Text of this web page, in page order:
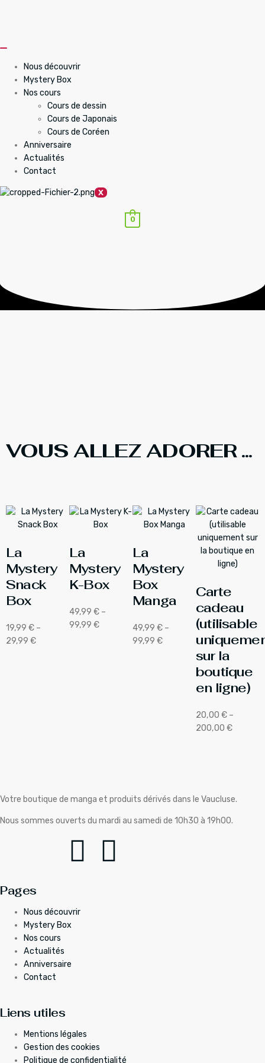
Nous découvrir
Mystery Box
Nos cours
Cours de dessin
Cours de Japonais
Cours de Coréen
Anniversaire
Actualités
Contact
X
0
VOUS ALLEZ ADORER ...
La
Mystery
Snack
Box
19,99 € –
29,99 €
La
Mystery
K-Box
49,99 € –
99,99 €
La
Mystery
Box
Manga
49,99 € –
99,99 €
Carte
cadeau
(utilisable
sur la
boutique
en ligne)
20,00 € –
200,00 €
Votre boutique de manga et produits dérivés dans le Vaucluse.
Nous sommes ouverts du mardi au samedi de 10h30 à 19h00.
Pages
Nous découvrir
Mystery Box
Nos cours
Actualités
Anniversaire
Contact
Liens utiles
Mentions légales
Gestion des cookies
Politique de confidentialité